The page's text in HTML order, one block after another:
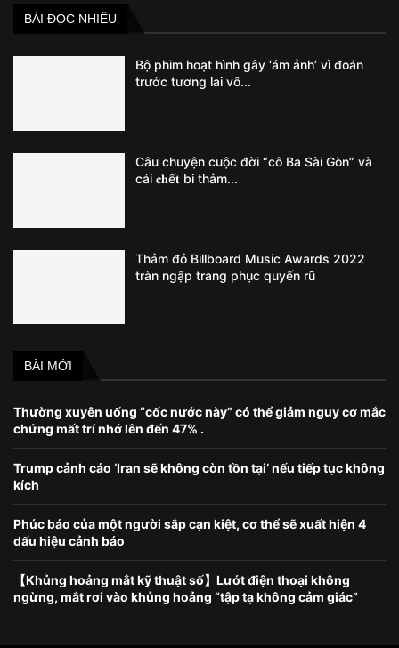
BÀI ĐỌC NHIỀU
Bộ phim hoạt hình gây ‘ám ảnh’ vì đoán
trước tương lai vô...
Câu chuyện cuộc đời “cô Ba Sài Gòn” và
cái 𝐜𝐡ế𝐭 bi thảm...
Thảm đỏ Billboard Music Awards 2022
tràn ngập trang phục quyến rũ
BÀI MỚI
Thường xuyên uống “cốc nước này” có thể giảm nguy cơ mắc
chứng mất trí nhớ lên đến 47% .
Trump cảnh cáo ‘Iran sẽ không còn tồn tại’ nếu tiếp tục không
kích
Phúc báo của một người sắp cạn kiệt, cơ thể sẽ xuất hiện 4
dấu hiệu cảnh báo
【Khủng hoảng mắt kỹ thuật số】Lướt điện thoại không
ngừng, mắt rơi vào khủng hoảng “tập tạ không cảm giác”